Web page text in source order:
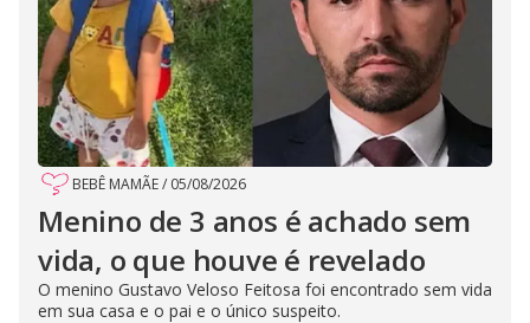
BEBÊ MAMÃE/ 05/08/2026
Menino de 3 anos é achado sem
vida, o que houve é revelado
O menino Gustavo Veloso Feitosa foi encontrado sem vida
em sua casa e o pai e o único suspeito.